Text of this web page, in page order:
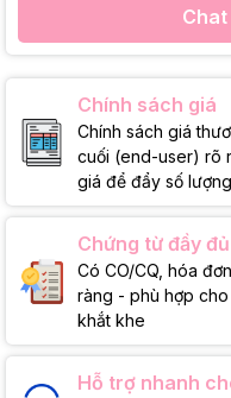
Chính sách giá
Chính sách giá
cuối (end-user) rõ
giá để đẩy số
Chứng từ đầy đủ
Có CO/CQ, hóa
ràng - phù hợp
khắt khe
Hỗ trợ nhanh